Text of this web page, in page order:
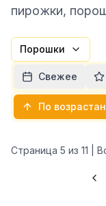
пирожки,
Порошки
Свежее
По
Страница 5 из 11 |